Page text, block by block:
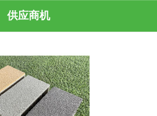
供应商机